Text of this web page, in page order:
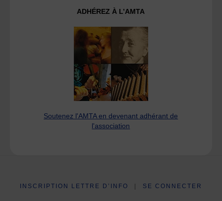
ADHÉREZ À L’AMTA
Soutenez l'AMTA en devenant adhérant de
l'association
INSCRIPTION LETTRE D’INFO SE CONNECTER